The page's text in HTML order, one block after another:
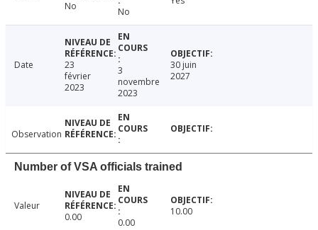
No
No
Date
23
février
2023
3
novembre
2023
30 juin
2027
Observation
Number of VSA officials trained
Valeur
0.00
0.00
10.00